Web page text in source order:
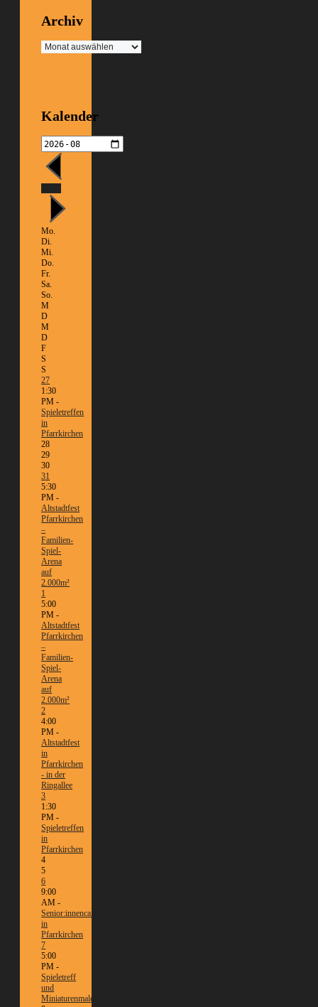
Archiv
Archiv
Kalender
Mo.
Di.
Mi.
Do.
Fr.
Sa.
So.
M
D
M
D
F
S
S
27
1:30
PM -
Spieletreffen
in
Pfarrkirchen
28
29
30
31
5:30
PM -
Altstadtfest
Pfarrkirchen
–
Familien-
Spiel-
Arena
auf
2.000m²
1
5:00
PM -
Altstadtfest
Pfarrkirchen
–
Familien-
Spiel-
Arena
auf
2.000m²
2
4:00
PM -
Altstadtfest
in
Pfarrkirchen
- in der
Ringallee
3
1:30
PM -
Spieletreffen
in
Pfarrkirchen
4
5
6
9:00
AM -
Senior:innencafé
in
Pfarrkirchen
7
5:00
PM -
Spieletreff
und
Miniaturenmalen/Tabletop